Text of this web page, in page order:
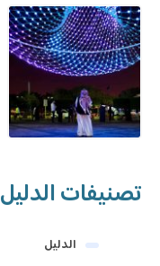
تصنيفات الدليل
الدليل